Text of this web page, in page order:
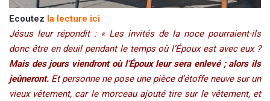
Ecoutez la lecture ici
Jésus leur répondit : « Les invités de la noce pourraient-ils
donc être en deuil pendant le temps où l’Époux est avec eux ?
Mais des jours viendront où l’Époux leur sera enlevé ; alors ils
jeûneront. Et personne ne pose une pièce d’étoffe neuve sur un
vieux vêtement, car le morceau ajouté tire sur le vêtement, et